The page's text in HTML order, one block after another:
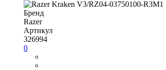
Бренд
Razer
Артикул
326994
0